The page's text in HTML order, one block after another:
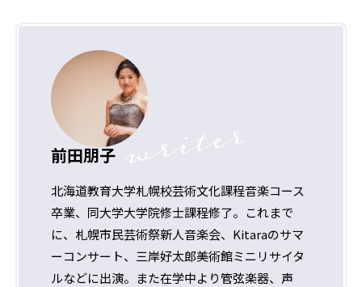
前田朋子
北海道教育大学札幌校芸術文化課程音楽コース
卒業、同大学大学院修士課程修了。これまで
に、札幌市民芸術祭新人音楽会、Kitaraのサマ
ーコンサート、三岸好太郎美術館ミニリサイタ
ルなどに出演。また在学中より管弦楽器、声